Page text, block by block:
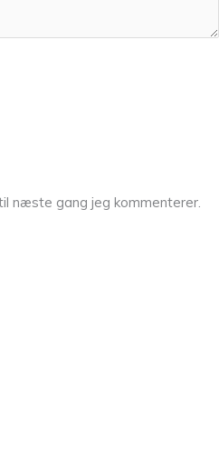
næste gang jeg kommenterer.